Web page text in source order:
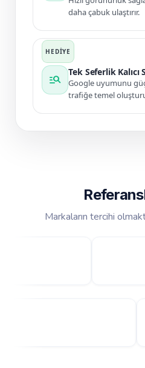
daha çabuk ulaştırır.
manage_search
Tek Seferlik Kalıcı
Google uyumunu
trafiğe temel
Markaların tercihi